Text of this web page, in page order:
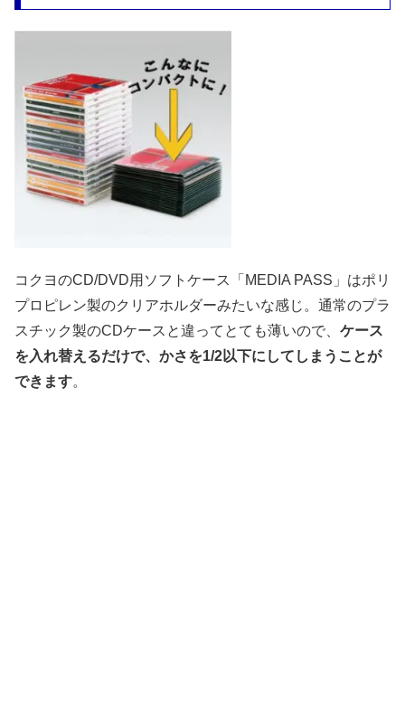
コクヨのCD/DVD用ソフトケース「MEDIA PASS」はポリ
プロピレン製のクリアホルダーみたいな感じ。通常のプラ
スチック製のCDケースと違ってとても薄いので、 ケース
を入れ替えるだけで、かさを1/2以下にしてしまうことが
できます。